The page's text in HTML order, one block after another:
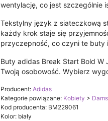
wentylację, co jest szczególnie
Tekstylny język z siateczkową
każdy krok staje się
przyczepność, co czyni te buty
Buty adidas Break Start Bold
Twoją osobowość. Wybierz
Producent: Adidas
Kategorie powiązane: Kobiety >
Kod producenta: BM229061
Kolor: biały